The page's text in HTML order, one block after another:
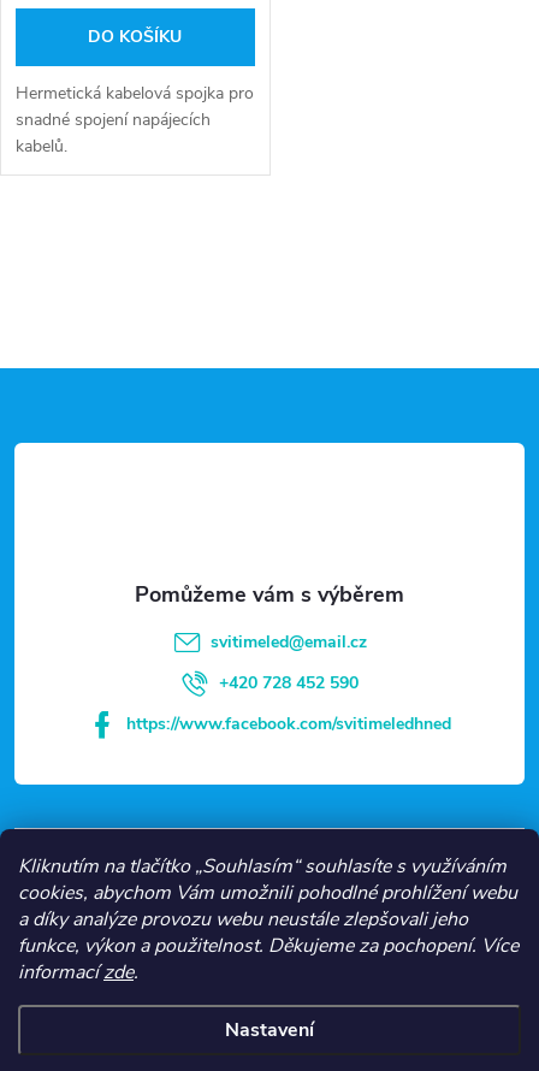
Kliknutím na tlačítko „Souhlasím“ souhlasíte s využíváním
cookies, abychom Vám umožnili pohodlné prohlížení webu
a díky analýze provozu webu neustále zlepšovali jeho
funkce, výkon a použitelnost. Děkujeme za pochopení. Více
informacízde.
Nastavení
DO KOŠÍKU
Hermetická kabelová spojka pro
snadné spojení napájecích
kabelů.
d
k
y
v
ý
p
i
á
VŠE O NÁKUPU
NEJČASTĚJŠÍ KATEGORIE
svitimeled@email.cz
+420 728 452 590
https://www.facebook.com/svitimeledhned